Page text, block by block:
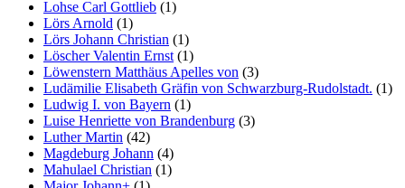
Lohse Carl Gottlieb (1)
Lörs Arnold (1)
Lörs Johann Christian (1)
Löscher Valentin Ernst(1)
Löwenstern Matthäus Apelles von (3)
Ludämilie Elisabeth Gräfin von Schwarzburg-Rudolstadt. (1)
Ludwig I. von Bayern (1)
Luise Henriette von Brandenburg (3)
Luther Martin (42)
Magdeburg Johann (4)
Mahulael Christian (1)